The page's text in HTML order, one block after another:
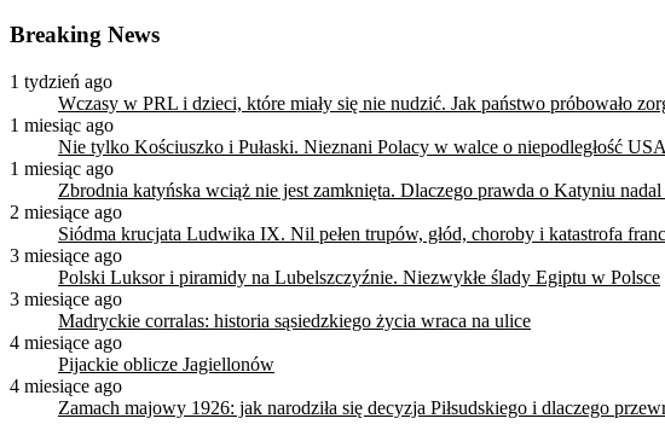
Breaking News
1 tydzień ago
Wczasy w PRL i dzieci, które miały się nie nudzić. Jak państwo próbowało
1 miesiąc ago
Nie tylko Kościuszko i Pułaski. Nieznani Polacy w walce o niepodległość USA
1 miesiąc ago
Zbrodnia katyńska wciąż nie jest zamknięta. Dlaczego prawda o Katyniu
2 miesiące ago
Siódma krucjata Ludwika IX. Nil pełen trupów, głód, choroby i katastrofa
3 miesiące ago
Polski Luksor i piramidy na Lubelszczyźnie. Niezwykłe ślady Egiptu w Polsce
3 miesiące ago
Madryckie corralas: historia sąsiedzkiego życia wraca na ulice
4 miesiące ago
Pijackie oblicze Jagiellonów
4 miesiące ago
Zamach majowy 1926: jak narodziła się decyzja Piłsudskiego i dlaczego